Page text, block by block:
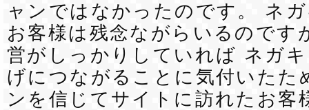
ャンではなかったのです。 ネ
お客様は残念ながらいるのです
営がしっかりしていれば ネガ
げにつながることに気付いたた
ンを信じてサイトに訪れたお客